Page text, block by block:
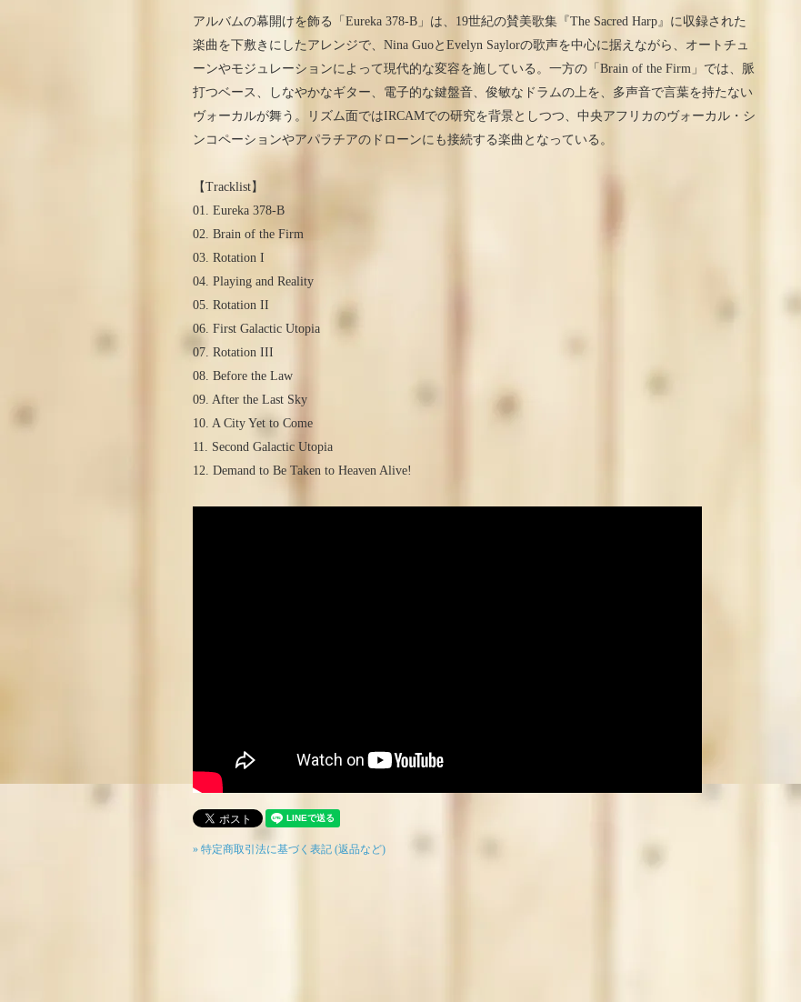
アルバムの幕開けを飾る「Eureka 378-B」は、19世紀の賛美歌集『The Sacred Harp』に収録された
楽曲を下敷きにしたアレンジで、Nina GuoとEvelyn Saylorの歌声を中心に据えながら、オートチュ
ーンやモジュレーションによって現代的な変容を施している。一方の「Brain of the Firm」では、脈
打つベース、しなやかなギター、電子的な鍵盤音、俊敏なドラムの上を、多声音で言葉を持たない
ヴォーカルが舞う。リズム面ではIRCAMでの研究を背景としつつ、中央アフリカのヴォーカル・シ
ンコペーションやアパラチアのドローンにも接続する楽曲となっている。
【Tracklist】
01. Eureka 378-B
02. Brain of the Firm
03. Rotation I
04. Playing and Reality
05. Rotation II
06. First Galactic Utopia
07. Rotation III
08. Before the Law
09. After the Last Sky
10. A City Yet to Come
11. Second Galactic Utopia
12. Demand to Be Taken to Heaven Alive!
» 特定商取引法に基づく表記 (返品など)